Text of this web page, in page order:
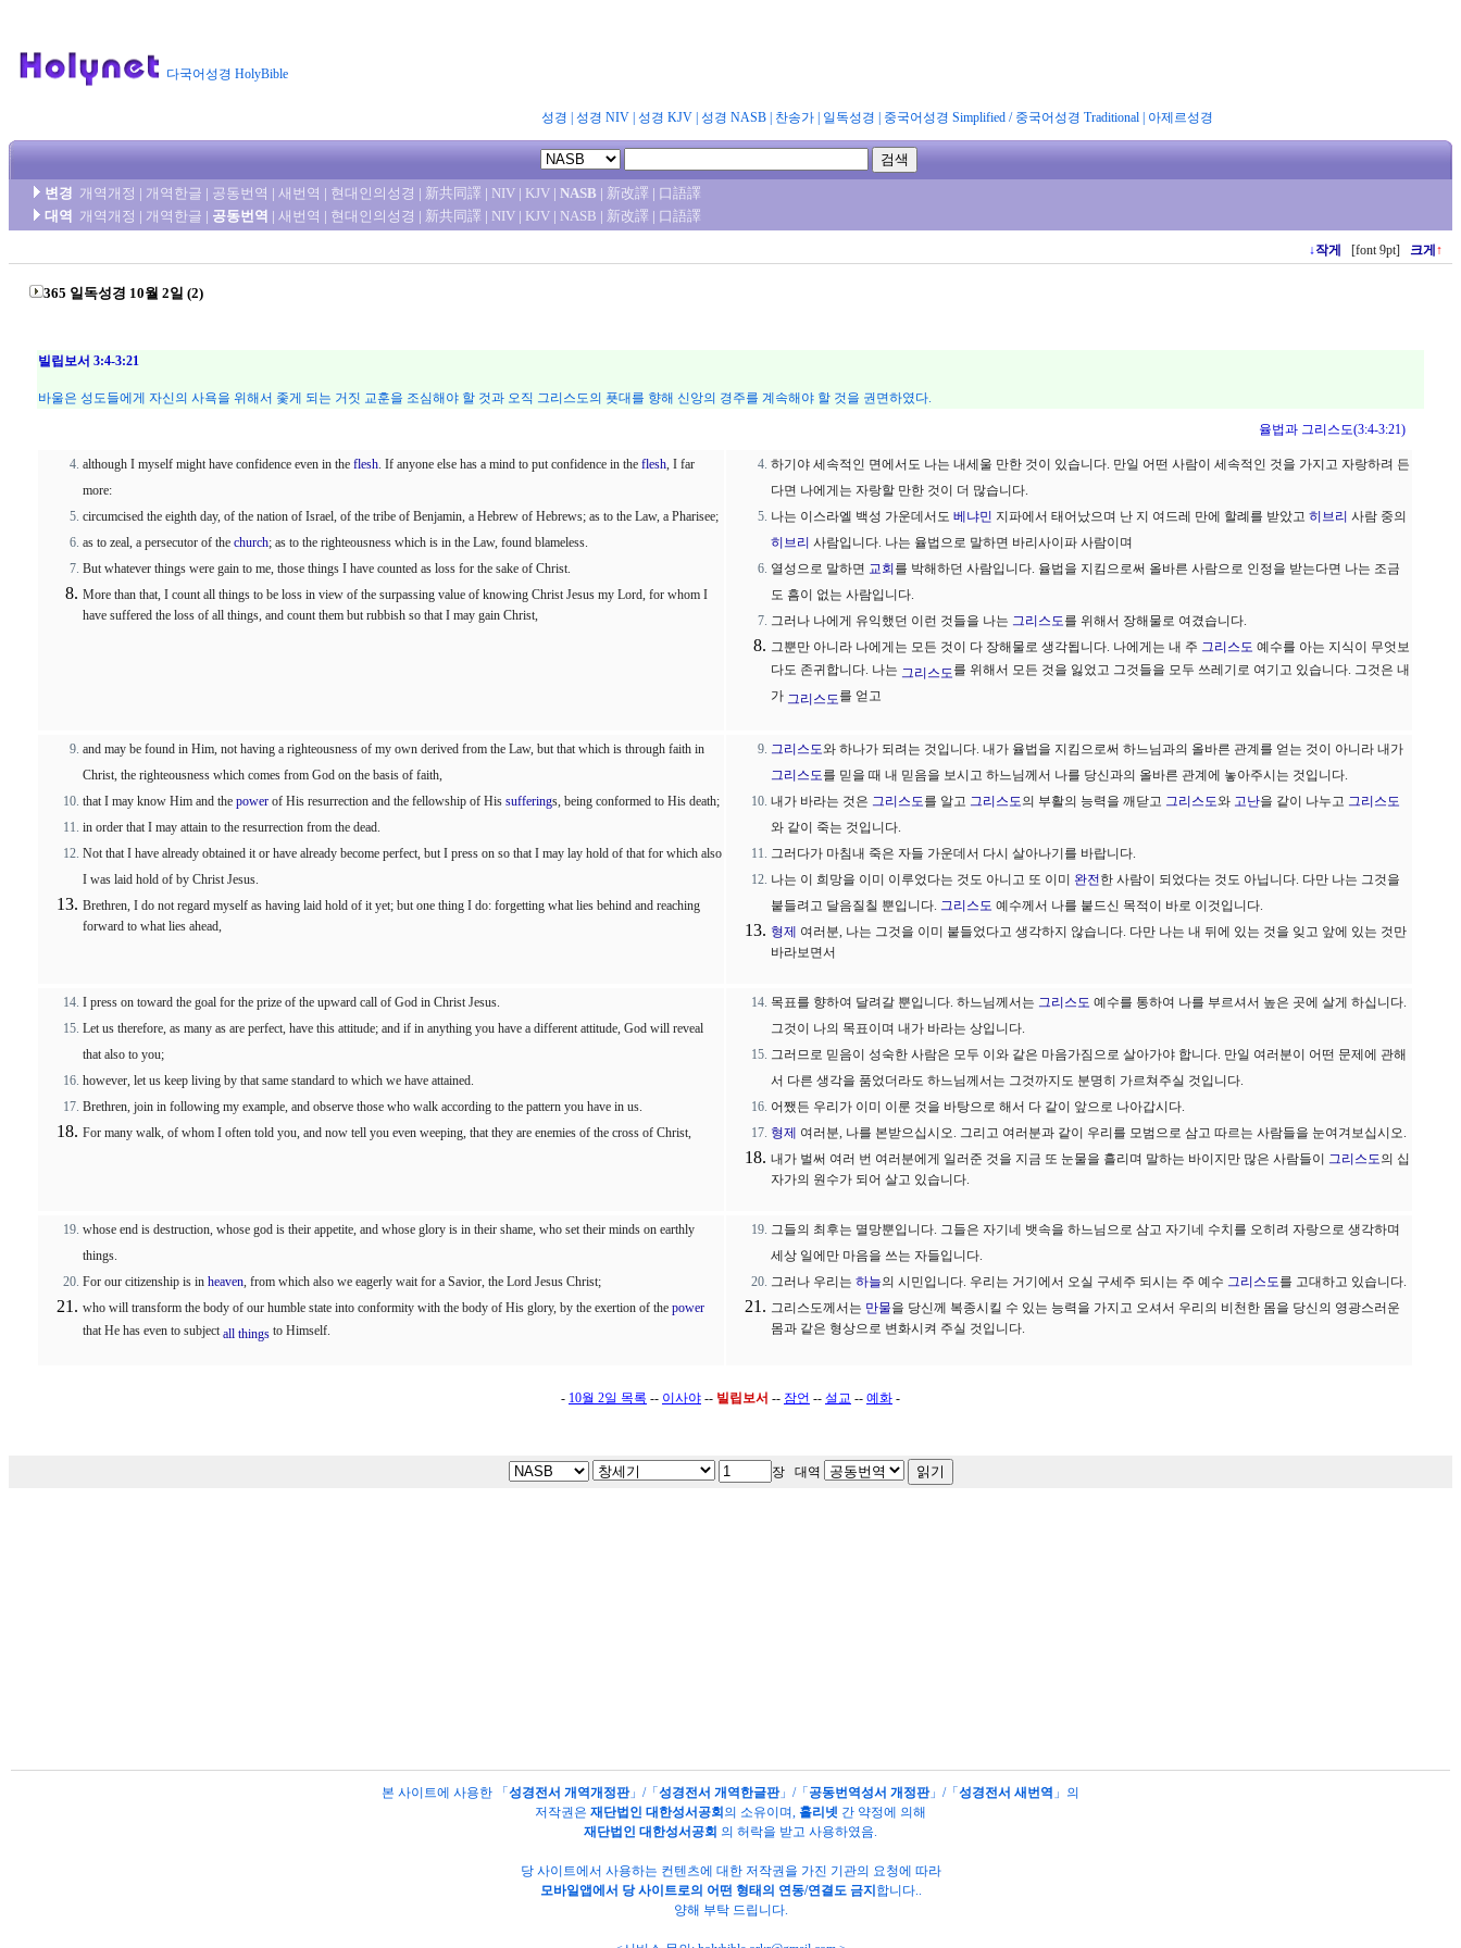
다국어성경 HolyBible
성경 성경 NIV| 성경 KJV| 성경 NASB| 찬송가| 일독성경 중국어성경 Simplified/ 중국어성경 Traditional| 아제르성경
변경 개역개정 | 개역한글 | 공동번역 | 새번역 | 현대인의성경 | 新共同譯 | NIV | KJV | NASB | 新改譯 | 口語譯
대역
개역개정 | 개역한글 | 공동번역 | 새번역 | 현대인의성경 | 新共同譯 | NIV | KJV | NASB | 新改譯 | 口語譯
↓작게 [font 9pt] 크게 ↑
365 일독성경 10월 2일 (2)
빌립보서 3:4-3:21
바울은 성도들에게 자신의 사욕을 위해서 좇게 되는 거짓 교훈을 조심해야 할 것과 오직 그리스도의 푯대를 향해 신앙의 경주를 계속해야 할 것을 권면하였다.
율법과 그리스도(3:4-3:21)
although I myself might have confidence even in the flesh. If anyone else has a mind to put confidence in the flesh, I far
more:
circumcised the eighth day, of the nation of Israel, of the tribe of Benjamin, a Hebrew of Hebrews; as to the Law, a Pharisee;
as to zeal, a persecutor of the church; as to the righteousness which is in the Law, found blameless.
But whatever things were gain to me, those things I have counted as loss for the sake of Christ.
More than that, I count all things to be loss in view of the surpassing value of knowing Christ Jesus my Lord, for whom I
have suffered the loss of all things, and count them but rubbish so that I may gain Christ,
하기야 세속적인 면에서도 나는 내세울 만한 것이 있습니다. 만일 어떤 사람이 세속적인 것을 가지고 자랑하려 든
다면 나에게는 자랑할 만한 것이 더 많습니다.
나는 이스라엘 백성 가운데서도 베냐민 지파에서 태어났으며 난 지 여드레 만에 할례를 받았고 히브리 사람 중의
히브리 사람입니다. 나는 율법으로 말하면 바리사이파 사람이며
열성으로 말하면 교회 를 박해하던 사람입니다. 율법을 지킴으로써 올바른 사람으로 인정을 받는다면 나는 조금
도 흠이 없는 사람입니다.
그러나 나에게 유익했던 이런 것들을 나는 그리스도를 위해서 장해물로 여겼습니다.
그뿐만 아니라 나에게는 모든 것이 다 장해물로 생각됩니다. 나에게는 내 주 그리스도 예수를 아는 지식이 무엇보
다도 존귀합니다. 나는 그리스도를 위해서 모든 것을 잃었고 그것들을 모두 쓰레기로 여기고 있습니다. 그것은 내
가 그리스도를 얻고
and may be found in Him, not having a righteousness of my own derived from the Law, but that which is through faith in
Christ, the righteousness which comes from God on the basis of faith,
that I may know Him and the power of His resurrection and the fellowship of His sufferings, being conformed to His death;
in order that I may attain to the resurrection from the dead.
Not that I have already obtained it or have already become perfect, but I press on so that I may lay hold of that for which also
I was laid hold of by Christ Jesus.
Brethren, I do not regard myself as having laid hold of it yet; but one thing I do: forgetting what lies behind and reaching
forward to what lies ahead,
그리스도와 하나가 되려는 것입니다. 내가 율법을 지킴으로써 하느님과의 올바른 관계를 얻는 것이 아니라 내가
그리스도를 믿을 때 내 믿음을 보시고 하느님께서 나를 당신과의 올바른 관계에 놓아주시는 것입니다.
내가 바라는 것은 그리스도를 알고 그리스도의 부활의 능력을 깨닫고 그리스도와 고난을 같이 나누고 그리스도
와 같이 죽는 것입니다.
그러다가 마침내 죽은 자들 가운데서 다시 살아나기를 바랍니다.
나는 이 희망을 이미 이루었다는 것도 아니고 또 이미 완전한 사람이 되었다는 것도 아닙니다. 다만 나는 그것을
붙들려고 달음질칠 뿐입니다. 그리스도 예수께서 나를 붙드신 목적이 바로 이것입니다.
형제 여러분, 나는 그것을 이미 붙들었다고 생각하지 않습니다. 다만 나는 내 뒤에 있는 것을 잊고 앞에 있는 것만
바라보면서
I press on toward the goal for the prize of the upward call of God in Christ Jesus.
Let us therefore, as many as are perfect, have this attitude; and if in anything you have a different attitude, God will reveal
that also to you;
however, let us keep living by that same standard to which we have attained.
Brethren, join in following my example, and observe those who walk according to the pattern you have in us.
For many walk, of whom I often told you, and now tell you even weeping, that they are enemies of the cross of Christ,
목표를 향하여 달려갈 뿐입니다. 하느님께서는 그리스도 예수를 통하여 나를 부르셔서 높은 곳에 살게 하십니다.
그것이 나의 목표이며 내가 바라는 상입니다.
그러므로 믿음이 성숙한 사람은 모두 이와 같은 마음가짐으로 살아가야 합니다. 만일 여러분이 어떤 문제에 관해
서 다른 생각을 품었더라도 하느님께서는 그것까지도 분명히 가르쳐주실 것입니다.
어쨌든 우리가 이미 이룬 것을 바탕으로 해서 다 같이 앞으로 나아갑시다.
형제 여러분, 나를 본받으십시오. 그리고 여러분과 같이 우리를 모범으로 삼고 따르는 사람들을 눈여겨보십시오.
내가 벌써 여러 번 여러분에게 일러준 것을 지금 또 눈물을 흘리며 말하는 바이지만 많은 사람들이 그리스도의 십
자가의 원수가 되어 살고 있습니다.
whose end is destruction, whose god is their appetite, and whose glory is in their shame, who set their minds on earthly
things.
For our citizenship is in heaven, from which also we eagerly wait for a Savior, the Lord Jesus Christ;
who will transform the body of our humble state into conformity with the body of His glory, by the exertion of the power
that He has even to subjectall things to Himself.
그들의 최후는 멸망뿐입니다. 그들은 자기네 뱃속을 하느님으로 삼고 자기네 수치를 오히려 자랑으로 생각하며
세상 일에만 마음을 쓰는 자들입니다.
그러나 우리는 하늘의 시민입니다. 우리는 거기에서 오실 구세주 되시는 주 예수 그리스도를 고대하고 있습니다.
그리스도께서는 만물을 당신께 복종시킬 수 있는 능력을 가지고 오셔서 우리의 비천한 몸을 당신의 영광스러운
몸과 같은 형상으로 변화시켜 주실 것입니다.
- 10월 2일 목록 -- 이사야 -- 빌립보서 -- 잠언 -- 설교 -- 예화 -
장 대역
본 사이트에 사용한 「 성경전서 개역개정판」/「 성경전서 개역한글판」/「 공동번역성서 개정판」/「 성경전서 새번역 」의
저작권은 재단법인 대한성서공회 의 소유이며, 홀리넷 간 약정에 의해
재단법인 대한성서공회 의 허락을 받고 사용하였음.
당 사이트에서 사용하는 컨텐츠에 대한 저작권을 가진 기관의 요청에 따라
모바일앱에서 당 사이트로의 어떤 형태의 연동/연결도 금지 합니다..
양해 부탁 드립니다.